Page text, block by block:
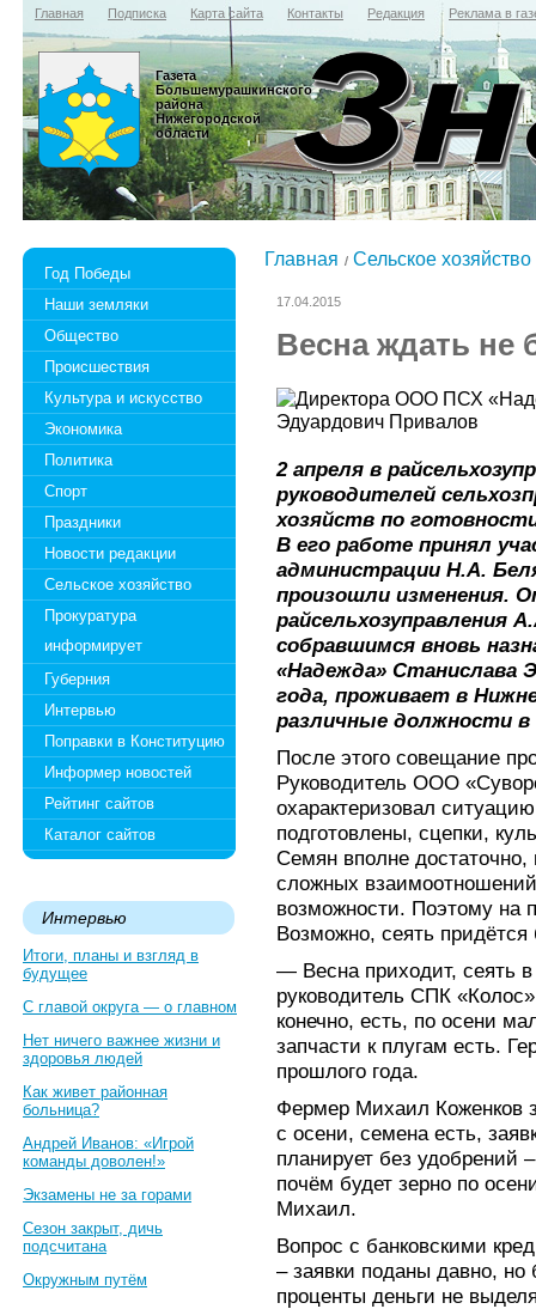
Главная Подписка Карта сайта Контакты Редакция Реклама в
Газета
Большемурашкинского
района
Нижегородской
области
Год Победы
Наши земляки
Общество
Происшествия
Культура и искусство
Экономика
Политика
Спорт
Праздники
Новости редакции
Сельское хозяйство
Прокуратура
информирует
Губерния
Интервью
Поправки в Конституцию
Информер новостей
Рейтинг сайтов
Каталог сайтов
Интервью
Итоги, планы и взгляд в
будущее
С главой округа — о главном
Нет ничего важнее жизни и
здоровья людей
Как живет районная
больница?
Андрей Иванов: «Игрой
команды доволен!»
Экзамены не за горами
Сезон закрыт, дичь
подсчитана
Окружным путём
Главная Сельское хозяйство
17.04.2015
Весна ждать не
2 апреля в
руководителей
хозяйств по
В его работе принял
администрации Н.А.
произошли изменения.
райсельхозуправления
собравшимся вновь
«Надежда» Станислава
года, проживает в
различные должности
После этого совещание
Руководитель ООО
охарактеризовал
подготовлены, сцепки,
Семян вполне
сложных
возможности. Поэтому на
Возможно, сеять придётся
— Весна приходит, сеять
руководитель СПК
конечно, есть, по осени
запчасти к плугам есть.
прошлого года.
Фермер Михаил Коженков
с осени, семена есть,
планирует без удобрений
почём будет зерно по
Михаил.
Вопрос с банковскими
– заявки поданы давно,
проценты деньги не